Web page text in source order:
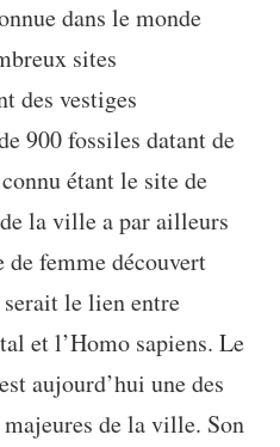
dans le monde
sites
des vestiges
900 fossiles datant de
étant le site de
la ville a par ailleurs
de femme découvert
le lien entre
et l’Homo sapiens. Le
aujourd’hui une des
de la ville. Son